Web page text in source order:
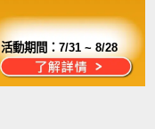
活動期間：7/31 ~ 8/28